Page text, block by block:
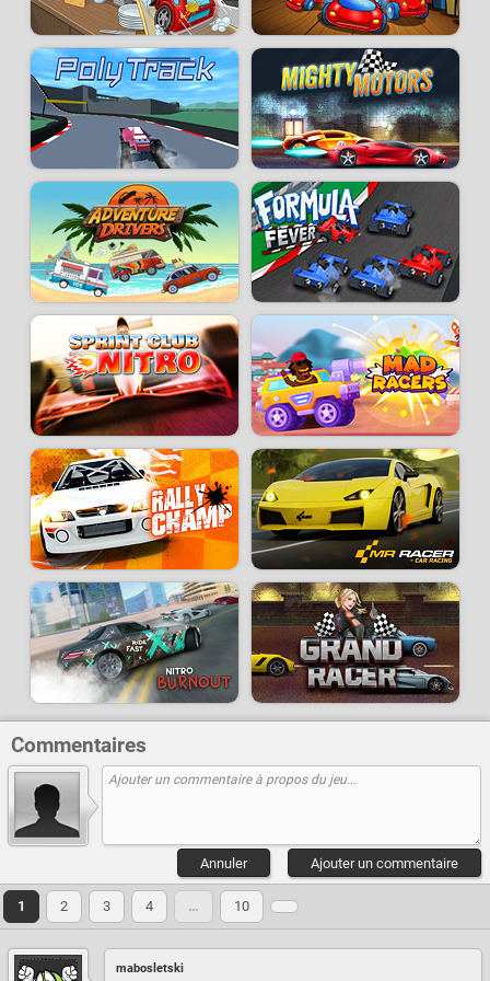
Commentaires
Ajouter un commentaire
Annuler
1 2 3 4 … 10
mabosletski